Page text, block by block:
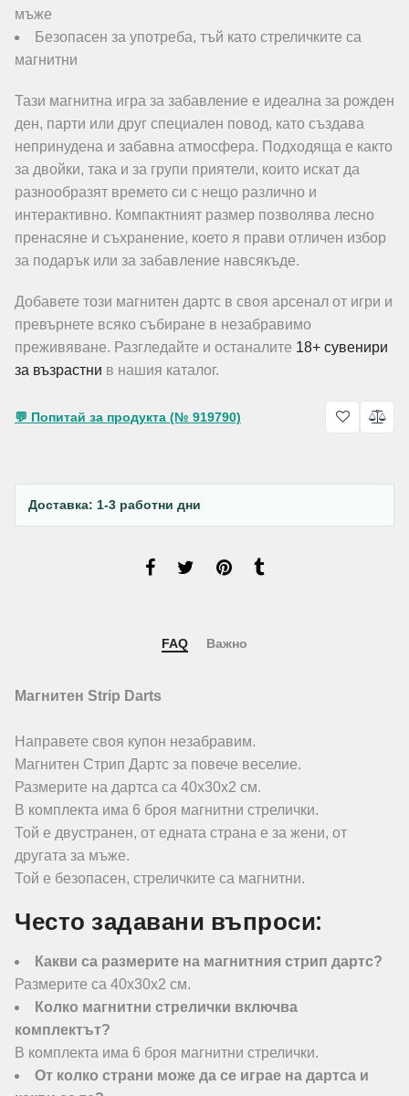
мъже
Безопасен за употреба, тъй като стреличките са
магнитни
Тази магнитна игра за забавление е идеална за рожден
ден, парти или друг специален повод, като създава
непринудена и забавна атмосфера. Подходяща е както
за двойки, така и за групи приятели, които искат да
разнообразят времето си с нещо различно и
интерактивно. Компактният размер позволява лесно
пренасяне и съхранение, което я прави отличен избор
за подарък или за забавление навсякъде.
Добавете този магнитен дартс в своя арсенал от игри и
превърнете всяко събиране в незабравимо
преживяване. Разгледайте и останалите 18+ сувенири
за възрастни в нашия каталог.
💬 Попитай за продукта (№ 919790)
Доставка: 1-3 работни дни
FAQ Важно
Магнитен Strip Darts
Направете своя купон незабравим.
Магнитен Стрип Дартс за повече веселие.
Размерите на дартса са 40х30х2 см.
В комплекта има 6 броя магнитни стрелички.
Той е двустранен, от едната страна е за жени, от
другата за мъже.
Той е безопасен, стреличките са магнитни.
Често задавани въпроси:
Какви са размерите на магнитния стрип дартс?
Размерите са 40х30х2 см.
Колко магнитни стрелички включва
комплектът?
В комплекта има 6 броя магнитни стрелички.
От колко страни може да се играе на дартса и